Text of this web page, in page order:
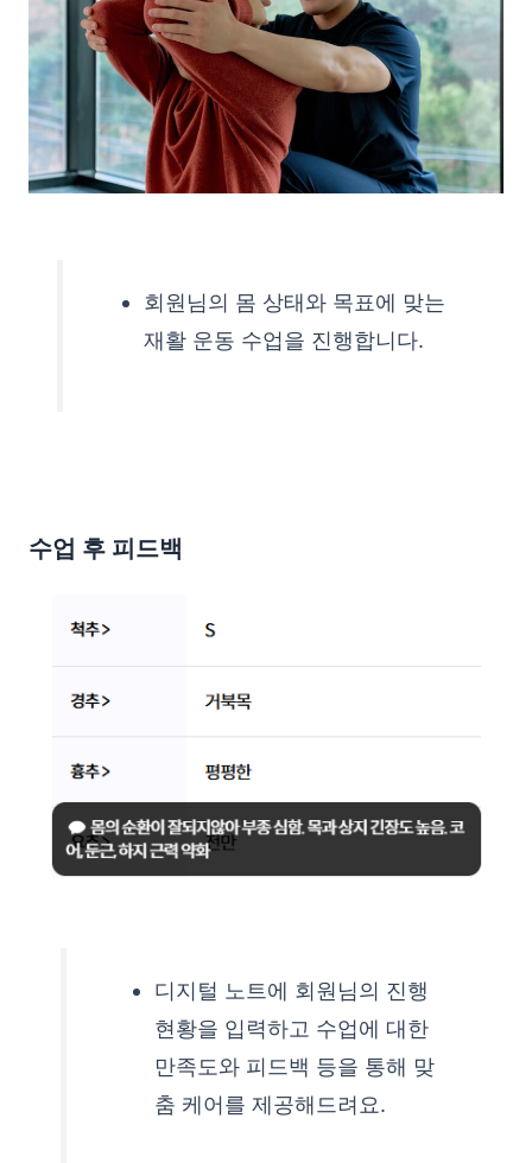
회원님의 몸 상태와 목표에 맞는
재활 운동 수업을 진행합니다.
수업 후 피드백
디지털 노트에 회원님의 진행
현황을 입력하고 수업에 대한
만족도와 피드백 등을 통해 맞
춤 케어를 제공해드려요.